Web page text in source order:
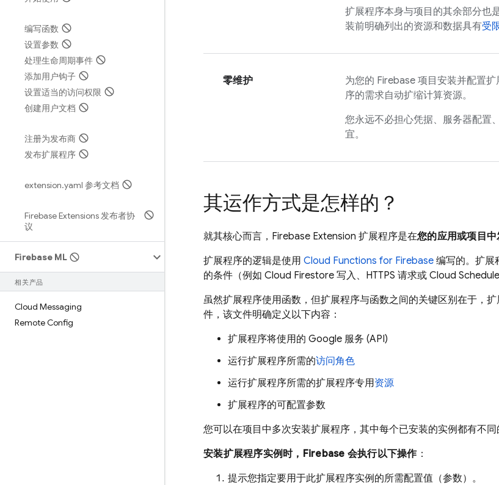
编写函数
设置参数
处理生命周期事件
添加用户钩子
设置适当的访问权限
创建用户文档
注册为发布商
发布扩展程序
extension.yaml 参考文档
Firebase Extensions 发布者协
议
Firebase ML
相关产品
Cloud Messaging
Remote Config
扩展程序本身与项目的其余部分也
装前明确列出的资源和数据具有受
零维护
为您的 Firebase 项目安装并配置
序的需求自动扩缩计算资源。
您永远不必担心凭据、服务器配置
宜。
其运作方式是怎样的？
就其核心而言， Firebase Extension 扩展程序是在您的应用或项目
扩展程序的逻辑是使用 Cloud Functions for Firebase 编写的。扩展
的条件（例如 Cloud Firestore 写入、HTTPS 请求或 Cloud
虽然扩展程序使用函数，但扩展程序与函数之间的关键区别在于，
件，该文件明确定义以下内容：
扩展程序将使用的 Google 服务 (API)
运行扩展程序所需的访问角色
运行扩展程序所需的扩展程序专用资源
扩展程序的可配置参数
您可以在项目中多次安装扩展程序，其中每个已安装的实例都有不同
安装扩展程序实例时，Firebase 会执行以下操作：
提示您指定要用于此扩展程序实例的所需配置值（参数）。